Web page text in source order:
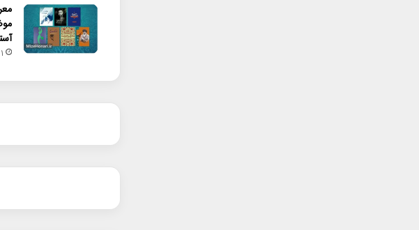
1 هفته پیش